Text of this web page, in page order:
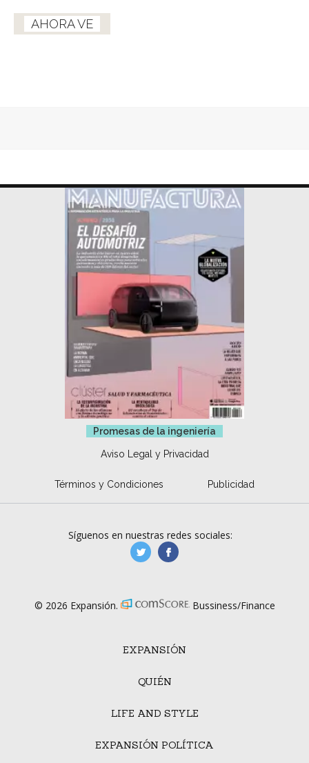
AHORA VE
Promesas de la ingeniería
Aviso Legal y Privacidad
Términos y Condiciones Publicidad
EXPANSIÓN
QUIÉN
LIFE AND STYLE
EXPANSIÓN POLÍTICA
Síguenos en nuestras redes sociales:
manufacturaGE
© 2026 Expansión. Bussiness/Finance